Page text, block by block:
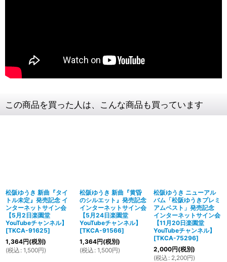
この商品を買った人は、こんな商品も買っています
松阪ゆうき 新曲『タイ
トル未定』発売記念 イ
ンターネットサイン会
【5月2日楽園堂
YouTubeチャンネル】
[TKCA-91625]
1,364円(税別)
(税込 : 1,500円)
松阪ゆうき 新曲『黄昏
のシルエット』発売記念
インターネットサイン会
【5月24日楽園堂
YouTubeチャンネル】
[TKCA-91566]
1,364円(税別)
(税込 : 1,500円)
松阪ゆうき ニューアル
バム「松阪ゆうきプレミ
アムベスト」発売記念
インターネットサイン会
【11月20日楽園堂
YouTubeチャンネル】
[TKCA-75296]
2,000円(税別)
(税込 : 2,200円)